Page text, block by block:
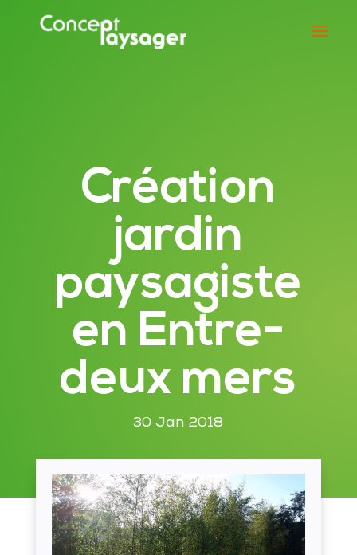
Création
jardin
paysagiste
en Entre-
deux mers
30 Jan 2018